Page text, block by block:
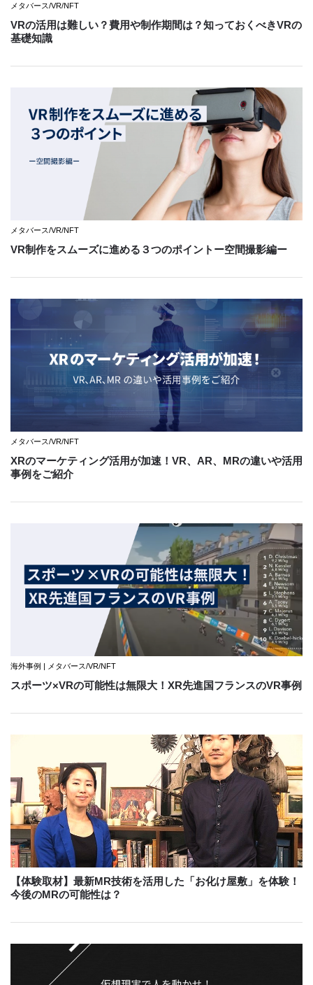
メタバース/VR/NFT
VRの活用は難しい？費用や制作期間は？知っておくべきVRの
基礎知識
メタバース/VR/NFT
VR制作をスムーズに進める３つのポイントー空間撮影編ー
メタバース/VR/NFT
XRのマーケティング活用が加速！VR、AR、MRの違いや活用
事例をご紹介
海外事例 | メタバース/VR/NFT
スポーツ×VRの可能性は無限大！XR先進国フランスのVR事例
【体験取材】最新MR技術を活用した「お化け屋敷」を体験！
今後のMRの可能性は？